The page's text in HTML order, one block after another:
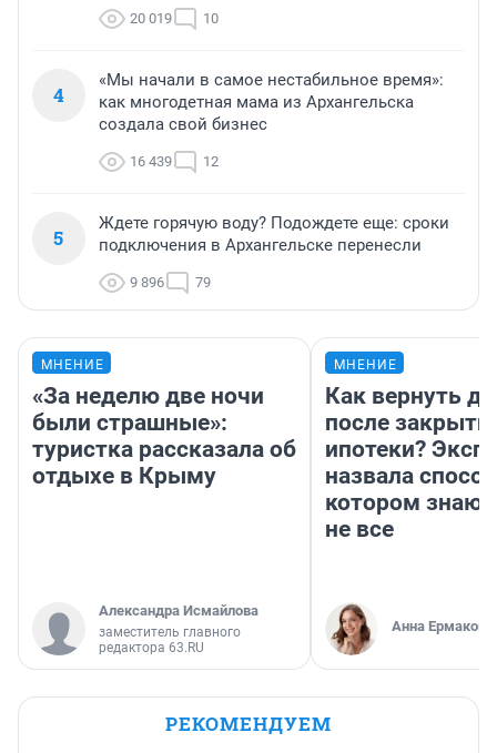
20 019 10
4
«Мы начали в самое нестабильное время»:
как многодетная мама из Архангельска
создала свой бизнес
16 439 12
5
Ждете горячую воду? Подождете еще: сроки
подключения в Архангельске перенесли
9 896 79
МНЕНИЕ
«За неделю две ночи
были страшные»:
туристка рассказала об
отдыхе в Крыму
Александра Исмайлова
заместитель главного
редактора 63.RU
МНЕНИЕ
Как вернуть
после
ипотеки?
назвала
котором
не все
Анна Ермакова
РЕКОМЕНДУЕМ